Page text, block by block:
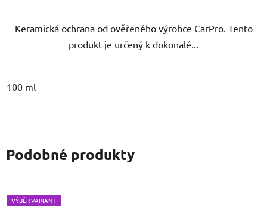
hvězdiček.
Keramická ochrana od ověřeného výrobce CarPro. Tento
produkt je určený k dokonalé...
100 ml
Podobné produkty
VÝBĚR VARIANT